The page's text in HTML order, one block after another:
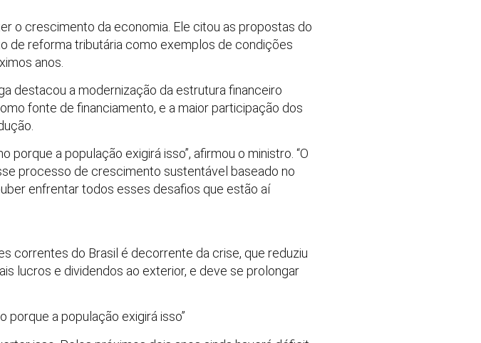
o crescimento da economia. Ele citou as propostas do
de reforma tributária como exemplos de condições
anos.
destacou a modernização da estrutura financeiro
fonte de financiamento, e a maior participação dos
a população exigirá isso”, afirmou o ministro. “O
processo de crescimento sustentável baseado no
enfrentar todos esses desafios que estão aí
correntes do Brasil é decorrente da crise, que reduziu
lucros e dividendos ao exterior, e deve se prolongar
porque a população exigirá isso”